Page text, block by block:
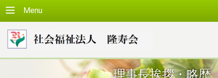
Menu
理事長挨拶・略歴